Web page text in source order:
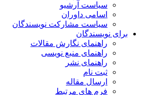
سیاست آرشیو
اسامی داوران
سیاست مشارکت نویسندگان
برای نویسندگان
راهنمای نگارش مقالات
راهنمای منبع نویسی
راهنمای نشر
ثبت نام
ارسال مقاله
فرم های مرتبط